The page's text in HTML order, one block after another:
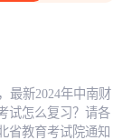
最新2024年中南财
试怎么复习？请各
省教育考试院通知